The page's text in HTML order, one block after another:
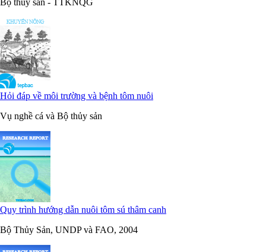
Bộ thủy sản - TTKNQG
Hỏi đáp về môi trường và bệnh tôm nuôi
Vụ nghề cá và Bộ thủy sản
Quy trình hướng dẫn nuôi tôm sú thâm canh
Bộ Thủy Sản, UNDP và FAO, 2004